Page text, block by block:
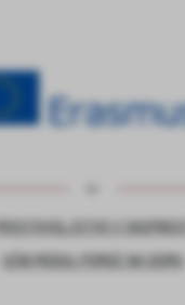
PROSTOVOLJSTVO V SKUPNOSTI
UČNI MODUL POMOČ NA DOMU